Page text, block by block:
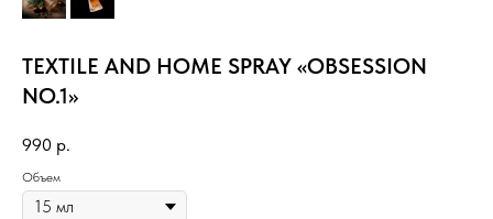
TEXTILE AND HOME SPRAY «OBSESSION
NO.1»
990 р.
Объем